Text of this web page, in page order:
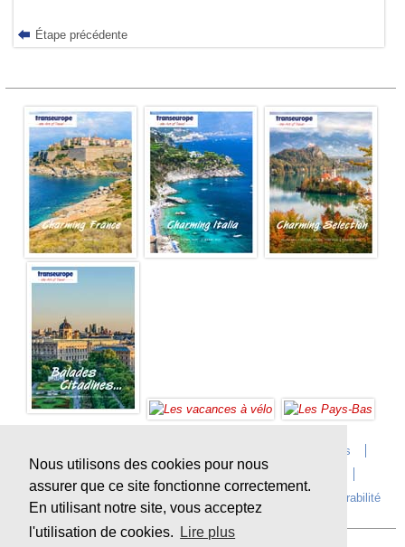
Nous utilisons des cookies pour nous
assurer que ce site fonctionne correctement.
En utilisant notre site, vous acceptez
l'utilisation de cookies.
Lire plus
Étape précédente
Postes vacants
Conditions de voyage
Durabilité